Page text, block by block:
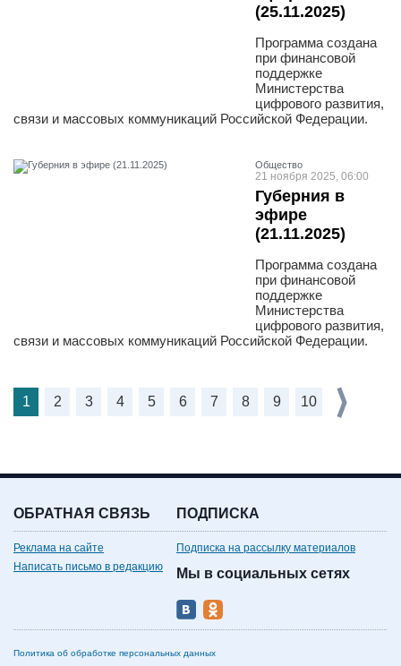
(25.11.2025)
Программа создана
при финансовой
поддержке
Министерства
цифрового развития,
связи и массовых коммуникаций Российской Федерации.
Общество
21 ноября 2025, 06:00
Губерния в
эфире
(21.11.2025)
Программа создана
при финансовой
поддержке
Министерства
цифрового развития,
связи и массовых коммуникаций Российской Федерации.
1 2 3 4 5 6 7 8 9 10
ОБРАТНАЯ СВЯЗЬ
Реклама на сайте
Написать письмо в редакцию
ПОДПИСКА
Подписка на рассылку материалов
Мы в социальных сетях
Политика об обработке персональных данных